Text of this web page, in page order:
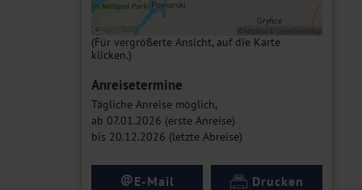
(Für vergrößerte Ansicht, auf die Karte
klicken.)
Anreisetermine
Tägliche Anreise möglich,
ab 07.01.2026 (erste Anreise)
bis 20.12.2026 (letzte Abreise)
@E-Mail Drucken